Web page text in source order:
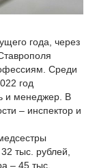
года, через
Среди
год
и менеджер. В
– инспектор и
тыс. рублей,
– 45 тыс.